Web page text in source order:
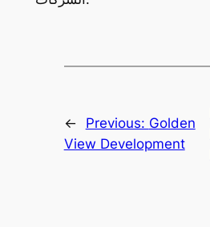
← Previous: Golden
View Development